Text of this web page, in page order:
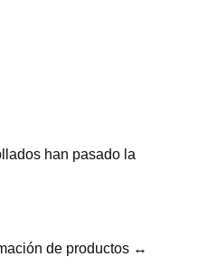
han pasado la
de productos ↔